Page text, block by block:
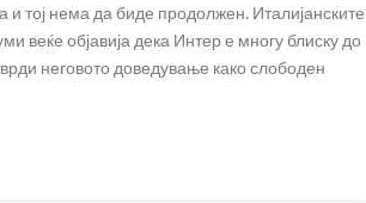
и тој нема да биде продолжен. Италијанските
веќе објавија дека Интер е многу блиску до
неговото доведување како слободен